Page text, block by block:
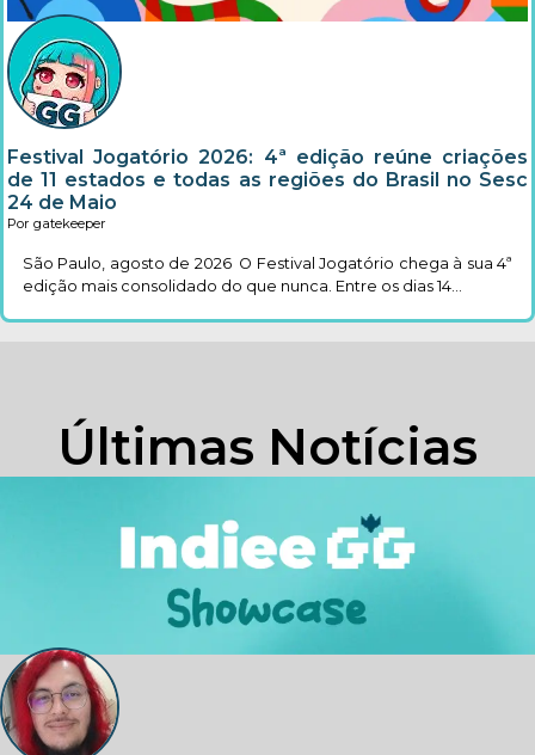
Festival Jogatório 2026: 4ª edição reúne criações
de 11 estados e todas as regiões do Brasil no Sesc
24 de Maio
Por gatekeeper
São Paulo, agosto de 2026 O Festival Jogatório chega à sua 4ª
edição mais consolidado do que nunca. Entre os dias 14...
Últimas Notícias